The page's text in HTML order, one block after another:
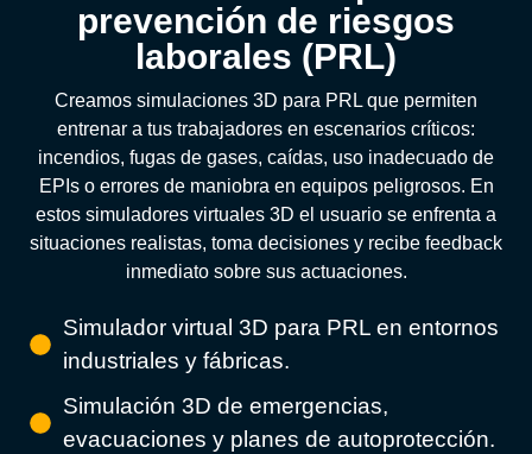
prevención de riesgos
laborales (PRL)
Creamos simulaciones 3D para PRL que permiten
entrenar a tus trabajadores en escenarios críticos:
incendios, fugas de gases, caídas, uso inadecuado de
EPIs o errores de maniobra en equipos peligrosos. En
estos simuladores virtuales 3D el usuario se enfrenta a
situaciones realistas, toma decisiones y recibe feedback
inmediato sobre sus actuaciones.
Simulador virtual 3D para PRL en entornos
industriales y fábricas.
Simulación 3D de emergencias,
evacuaciones y planes de autoprotección.